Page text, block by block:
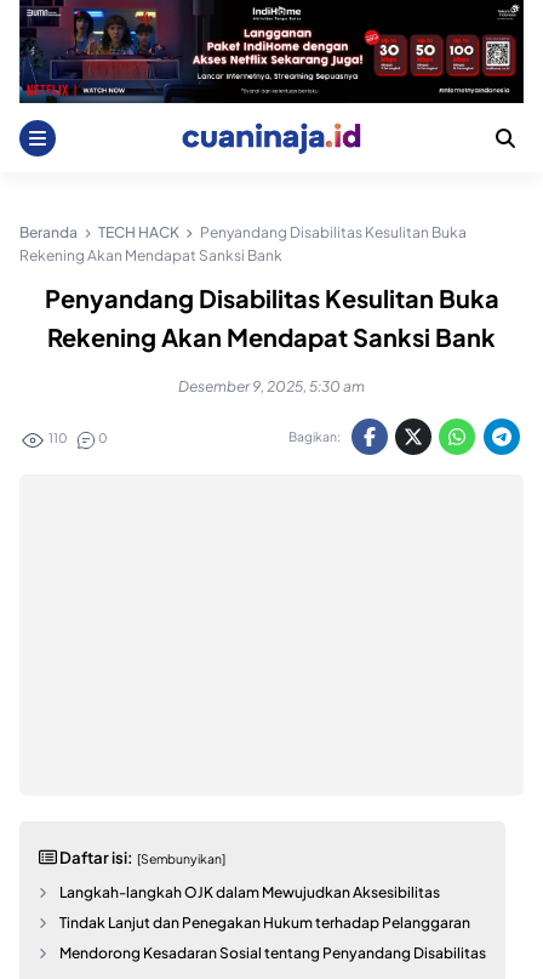
Skip
content
Beranda TECH HACK
Penyandang Disabilitas Kesulitan Buka
Rekening Akan Mendapat Sanksi Bank
Penyandang Disabilitas Kesulitan Buka
Rekening Akan Mendapat Sanksi Bank
Desember 9, 2025, 5:30 am
110 0 Bagikan:
Daftar isi: [Sembunyikan]
Langkah-langkah OJK dalam Mewujudkan Aksesibilitas
Tindak Lanjut dan Penegakan Hukum terhadap Pelanggaran
Mendorong Kesadaran Sosial tentang Penyandang Disabilitas